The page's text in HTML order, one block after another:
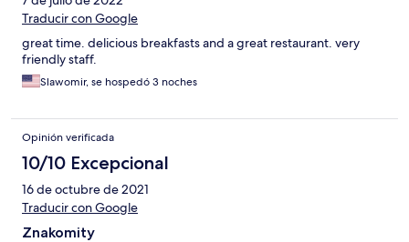
Traducir con Google
great time. delicious breakfasts and a great restaurant. very
friendly staff.
Slawomir, se hospedó 3 noches
Opinión verificada
10/10 Excepcional
16 de octubre de 2021
Traducir con Google
Znakomity